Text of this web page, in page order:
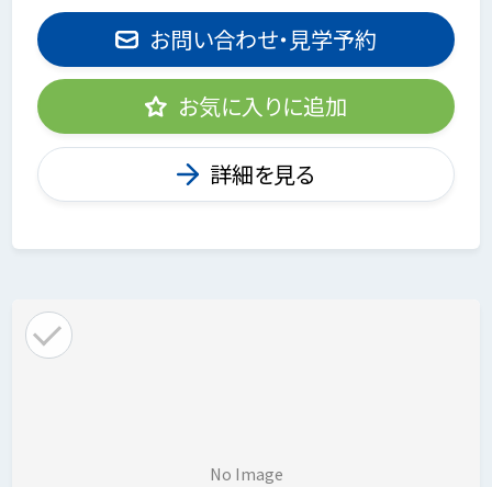
お問い合わせ・見学予約
お気に入りに追加
詳細を見る
No Image